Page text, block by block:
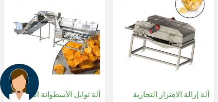
آلة توابل الأسطوانة الدوارة آلة إزالة الاهتزاز التجارية